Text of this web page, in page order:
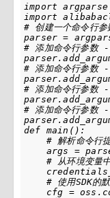
import argparse
import
# 创建一个命令行参
parser =
# 添加命令行参数
# 添加命令行参数
# 添加命令行参数
# 添加命令行参数 --
def main():
# 解析命令行
args =
# 从环境变量
# 使用SDK的默
cfg =